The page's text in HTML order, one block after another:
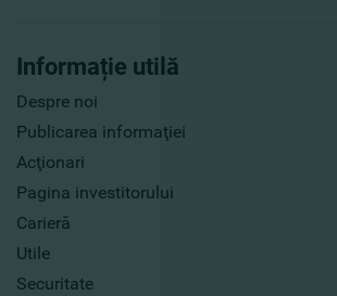
Informație utilă
Despre noi
Publicarea informaţiei
Acţionari
Pagina investitorului
Carieră
Utile
Securitate